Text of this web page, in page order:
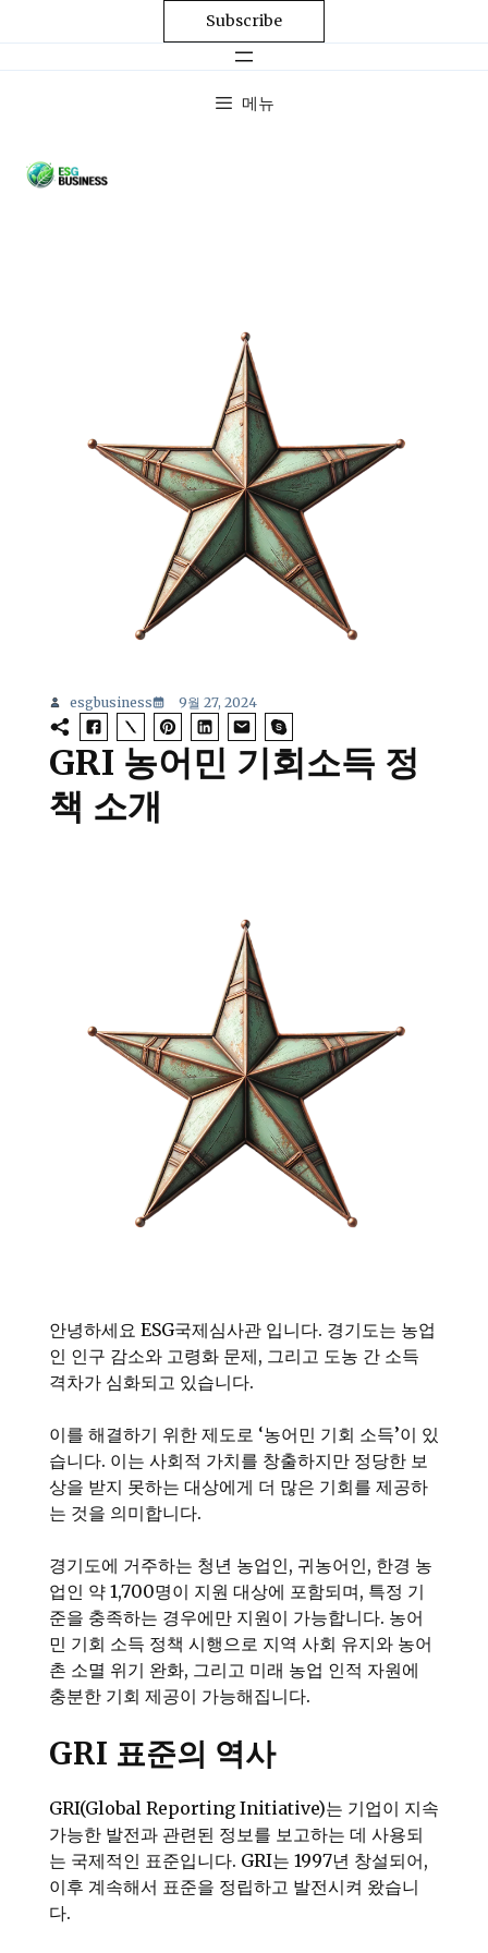
Subscribe
메뉴
esgbusiness 9월 27, 2024
GRI 농어민 기회소득 정
책 소개
안녕하세요 ESG국제심사관 입니다. 경기도는 농업
인 인구 감소와 고령화 문제, 그리고 도농 간 소득
격차가 심화되고 있습니다.
이를 해결하기 위한 제도로 ‘농어민 기회 소득’이 있
습니다. 이는 사회적 가치를 창출하지만 정당한 보
상을 받지 못하는 대상에게 더 많은 기회를 제공하
는 것을 의미합니다.
경기도에 거주하는 청년 농업인, 귀농어인, 한경 농
업인 약 1,700명이 지원 대상에 포함되며, 특정 기
준을 충족하는 경우에만 지원이 가능합니다. 농어
민 기회 소득 정책 시행으로 지역 사회 유지와 농어
촌 소멸 위기 완화, 그리고 미래 농업 인적 자원에
충분한 기회 제공이 가능해집니다.
GRI 표준의 역사
GRI(Global Reporting Initiative)는 기업이 지속
가능한 발전과 관련된 정보를 보고하는 데 사용되
는 국제적인 표준입니다. GRI는 1997년 창설되어,
이후 계속해서 표준을 정립하고 발전시켜 왔습니
다.